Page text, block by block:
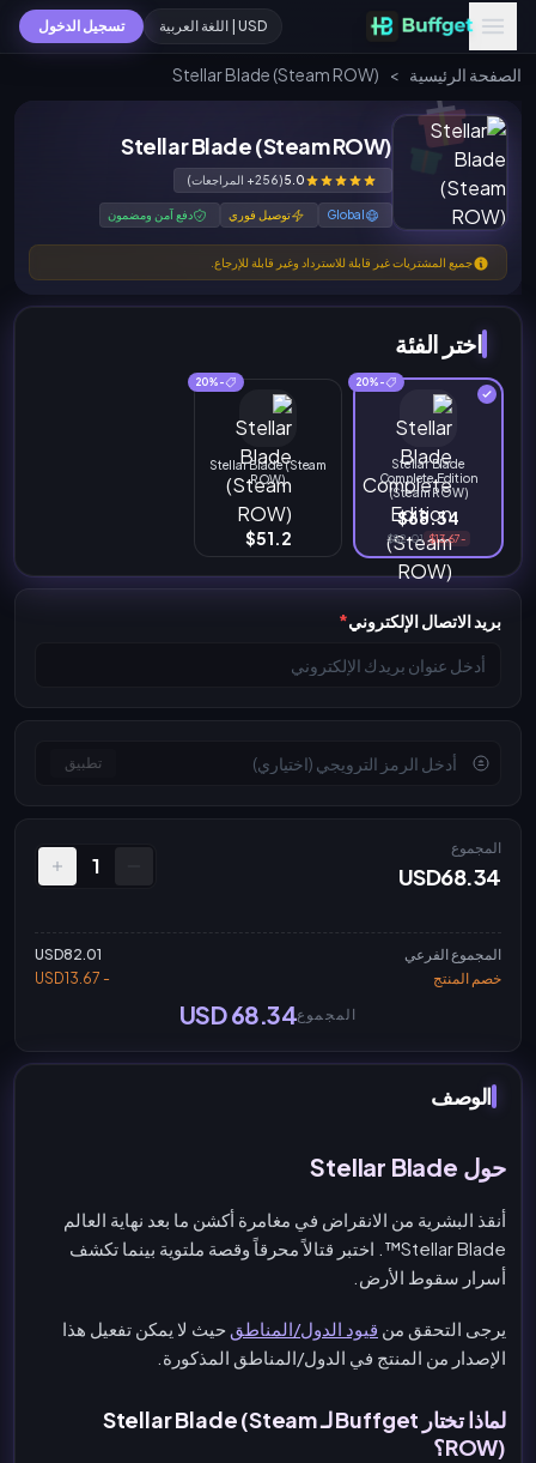
USD | اللغة العربية تسجيل الدخول
الصفحة الرئيسية >
Stellar Blade (Steam ROW)
Stellar Blade (Steam ROW)
5.0(256+ المراجعات)
Global توصيل فوري دفع آمن ومضمون
جميع المشتريات غير قابلة للاسترداد وغير قابلة للإرجاع.
اختر الفئة
-20%
Stellar Blade
Complete Edition
(Steam ROW)
$68.34
-$13.67
$82.01
-20%
Stellar Blade (Steam
ROW)
$51.2
بريد الاتصال الإلكتروني*
تطبيق
المجموع
USD68.34
1
المجموع الفرعي
USD82.01
خصم المنتج
- USD13.67
المجموعUSD 68.34
الوصف
حول Stellar Blade
أنقذ البشرية من الانقراض في مغامرة أكشن ما بعد نهاية العالم
Stellar Blade™. اختبر قتالاً محرقاً وقصة ملتوية بينما تكشف
أسرار سقوط الأرض.
يرجى التحقق من قيود الدول/المناطق حيث لا يمكن تفعيل هذا
الإصدار من المنتج في الدول/المناطق المذكورة.
لماذا تختار Buffget لـ Stellar Blade (Steam
ROW)؟